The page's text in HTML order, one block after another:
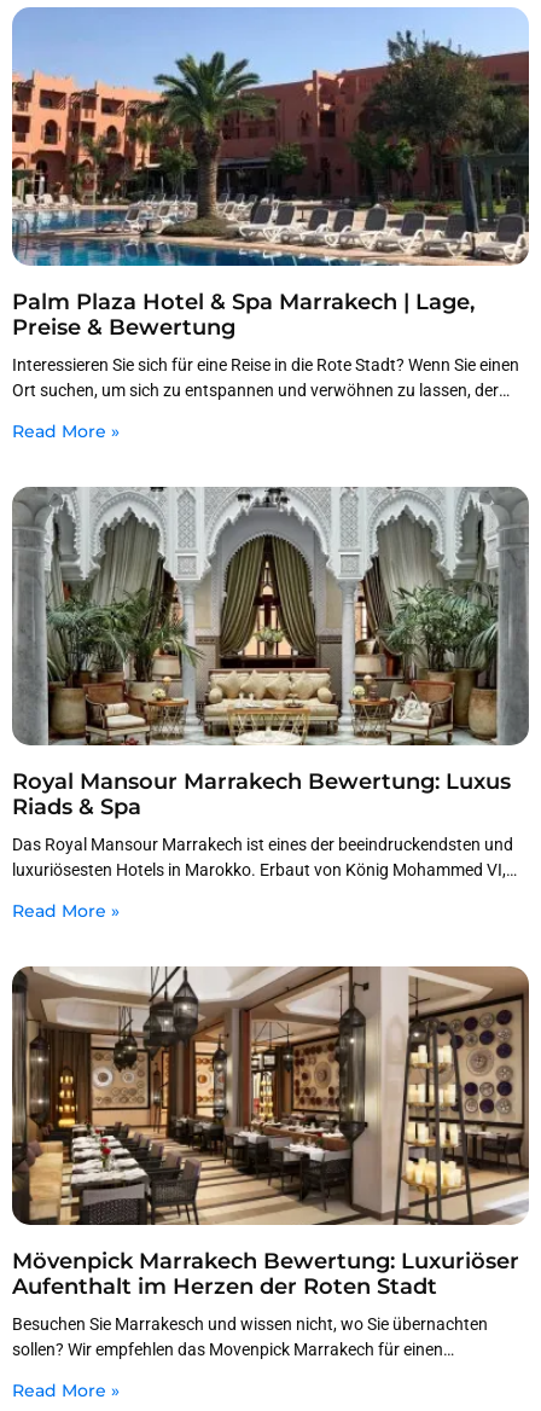
Palm Plaza Hotel & Spa Marrakech | Lage,
Preise & Bewertung
Interessieren Sie sich für eine Reise in die Rote Stadt? Wenn Sie einen
Ort suchen, um sich zu entspannen und verwöhnen zu lassen, der
Read More »
Royal Mansour Marrakech Bewertung: Luxus
Riads & Spa
Das Royal Mansour Marrakech ist eines der beeindruckendsten und
luxuriösesten Hotels in Marokko. Erbaut von König Mohammed VI,
Read More »
Mövenpick Marrakech Bewertung: Luxuriöser
Aufenthalt im Herzen der Roten Stadt
Besuchen Sie Marrakesch und wissen nicht, wo Sie übernachten
sollen? Wir empfehlen das Movenpick Marrakech für einen
Besuch.
Read More »